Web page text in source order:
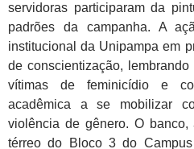
servidoras participaram da
padrões da campanha. A
institucional da Unipampa em
de conscientização,
vítimas de feminicídio e
acadêmica a se mobilizar
violência de gênero. O
térreo do Bloco 3 do